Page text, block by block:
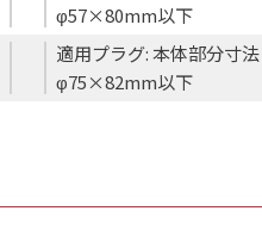
φ57×80mm以下
適用プラグ: 本体部分寸法
φ75×82mm以下